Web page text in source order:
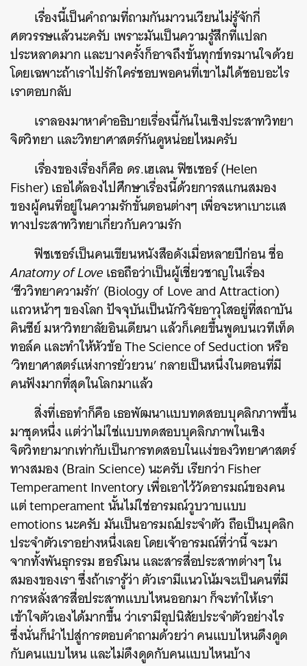
เรื่องนี้เป็นคำถามที่ถามกันมาวนเวียนไม่รู้จักกี่
ศตวรรษแล้วนะครับ เพราะมันเป็นความรู้สึกที่แปลก
ประหลาดมาก และบางครั้งก็อาจถึงขั้นทุกข์ทรมานใจด้วย
โดยเฉพาะถ้าเราไปรักใคร่ชอบพอคนที่เขาไม่ได้ชอบอะไร
เราตอบกลับ
เราลองมาหาคำอธิบายเรื่องนี้กันในเชิงประสาทวิทยา
จิตวิทยา และวิทยาศาสตร์กันดูหน่อยไหมครับ
เรื่องของเรื่องก็คือ ดร.เฮเลน ฟิชเชอร์ (Helen
Fisher) เธอได้ลองไปศึกษาเรื่องนี้ด้วยการสแกนสมอง
ของผู้คนที่อยู่ในความรักขั้นตอนต่างๆ เพื่อจะหาเบาะแส
ทางประสาทวิทยาเกี่ยวกับความรัก
ฟิชเชอร์เป็นคนเขียนหนังสือดังเมื่อหลายปีก่อน ชื่อ
Anatomy of Loveเธอถือว่าเป็นผู้เชี่ยวชาญในเรื่อง
‘ชีววิทยาความรัก’ (Biology of Love and Attraction)
แถวหน้าๆ ของโลก ปัจจุบันเป็นนักวิจัยอาวุโสอยู่ที่สถาบัน
คินซีย์ มหาวิทยาลัยอินเดียนา แล้วก็เคยขึ้นพูดบนเวทีเท็ด
ทอล์ค และทำให้หัวข้อ The Science of Seduction หรือ
‘วิทยาศาสตร์แห่งการยั่วยวน’ กลายเป็นหนึ่งในตอนที่มี
คนฟังมากที่สุดในโลกมาแล้ว
สิ่งที่เธอทำก็คือ เธอพัฒนาแบบทดสอบบุคลิกภาพขึ้น
มาชุดหนึ่ง แต่ว่าไม่ใช่แบบทดสอบบุคลิกภาพในเชิง
จิตวิทยามากเท่ากับเป็นการทดสอบในแง่ของวิทยาศาสตร์
ทางสมอง (Brain Science) นะครับ เรียกว่า Fisher
Temperament Inventory เพื่อเอาไว้วัดอารมณ์ของคน
แต่ temperament นั้นไม่ใช่อารมณ์วูบวาบแบบ
emotions นะครับ มันเป็นอารมณ์ประจำตัว ถือเป็นบุคลิก
ประจำตัวเราอย่างหนึ่งเลย โดยเจ้าอารมณ์ที่ว่านี้ จะมา
จากทั้งพันธุกรรม ฮอร์โมน และสารสื่อประสาทต่างๆ ใน
สมองของเรา ซึ่งถ้าเรารู้ว่า ตัวเรามีแนวโน้มจะเป็นคนที่มี
การหลั่งสารสื่อประสาทแบบไหนออกมา ก็จะทำให้เรา
เข้าใจตัวเองได้มากขึ้น ว่าเรามีอุปนิสัยประจำตัวอย่างไร
ซึ่งนั่นก็นำไปสู่การตอบคำถามด้วยว่า คนแบบไหนดึงดูด
กับคนแบบไหน และไม่ดึงดูดกับคนแบบไหนบ้าง